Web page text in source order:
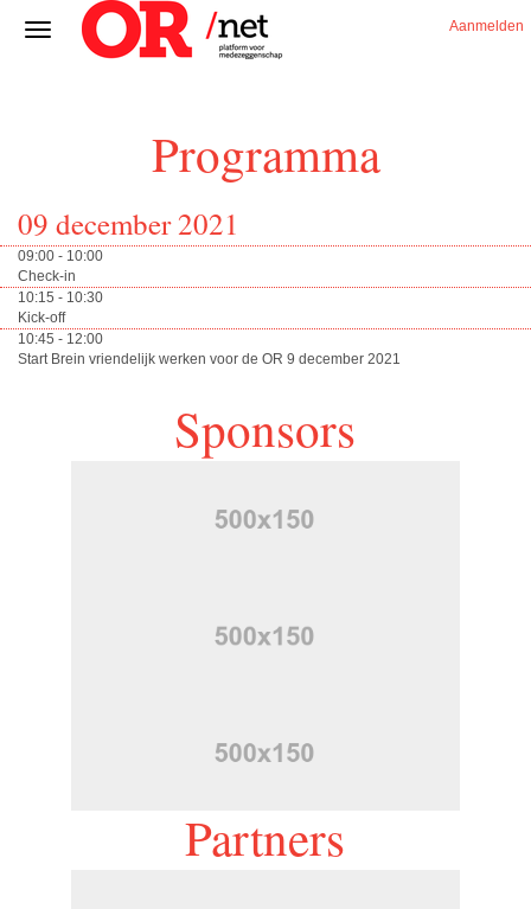
Aanmelden
Programma
09 december 2021
09:00 - 10:00
Check-in
10:15 - 10:30
Kick-off
10:45 - 12:00
Start Brein vriendelijk werken voor de OR 9 december 2021
Sponsors
Partners